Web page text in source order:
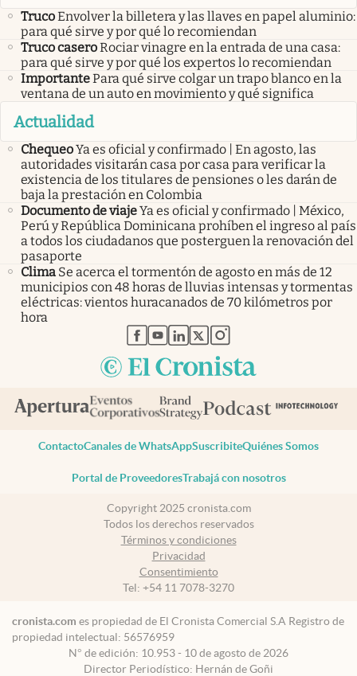
TrucoEnvolver la billetera y las llaves en papel aluminio:
para qué sirve y por qué lo recomiendan
Truco caseroRociar vinagre en la entrada de una casa:
para qué sirve y por qué los expertos lo recomiendan
ImportantePara qué sirve colgar un trapo blanco en la
ventana de un auto en movimiento y qué significa
Actualidad
ChequeoYa es oficial y confirmado | En agosto, las
autoridades visitarán casa por casa para verificar la
existencia de los titulares de pensiones o les darán de
baja la prestación en Colombia
Documento de viajeYa es oficial y confirmado | México,
Perú y República Dominicana prohíben el ingreso al país
a todos los ciudadanos que posterguen la renovación del
pasaporte
Clima Se acerca el tormentón de agosto en más de 12
municipios con 48 horas de lluvias intensas y tormentas
eléctricas: vientos huracanados de 70 kilómetros por
hora
abre en nueva pestaña
abre en nueva pestaña
abre en nueva pestaña
abre en nueva pestaña
abre en nueva pestaña
ContactoCanales de WhatsAppSuscribiteQuiénes Somos
Portal de ProveedoresTrabajá con nosotros
Copyright 2025 cronista.com
Todos los derechos reservados
Términos y condiciones
Privacidad
Consentimiento
Tel: +54 11 7078-3270
cronista.com es propiedad de El Cronista Comercial S.A Registro de
propiedad intelectual: 56576959
N° de edición: 10.953 - 10 de agosto de 2026
Director Periodístico: Hernán de Goñi